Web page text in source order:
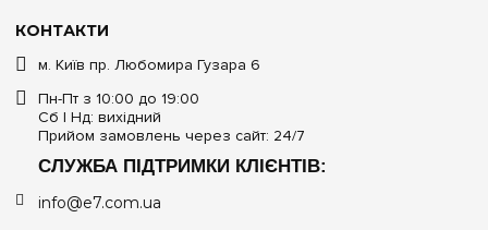
КОНТАКТИ
м. Київ пр. Любомира Гузара 6
Пн-Пт з 10:00 до 19:00
Сб | Нд: вихідний
Прийом замовлень через сайт: 24/7
СЛУЖБА ПІДТРИМКИ КЛІЄНТІВ:
info@e7.com.ua